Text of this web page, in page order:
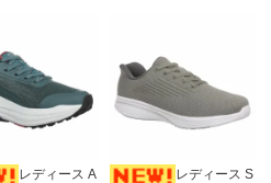
レディース A レディース S